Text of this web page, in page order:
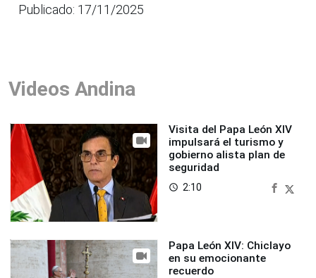
Publicado: 17/11/2025
Videos Andina
Visita del Papa León XIV
impulsará el turismo y
gobierno alista plan de
seguridad
access_time 2:10
Papa León XIV: Chiclayo
en su emocionante
recuerdo